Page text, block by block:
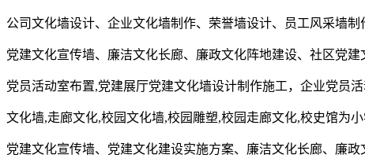
公司文化墙设计、企业文化墙制作、荣誉墙设计、员工风采墙制
党建文化宣传墙、廉洁文化长廊、廉政文化阵地建设、社区党
党员活动室布置,党建展厅党建文化墙设计制作施工，企业党员
文化墙,走廊文化,校园文化墙,校园雕塑,校园走廊文化,校史馆为
党建文化宣传墙、党建文化建设实施方案、廉洁文化长廊、廉